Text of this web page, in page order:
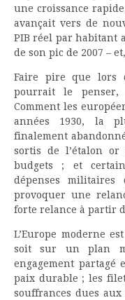
une croissance
avançait vers de
PIB réel par habitant
de son pic de 2007 –
Faire pire que lors
pourrait le penser,
Comment les
années 1930, la
finalement
sortis de l’étalon
budgets ; et
dépenses militaires
provoquer une
forte relance à partir
L’Europe moderne
soit sur un plan
engagement partagé
paix durable ; les
souffrances dues